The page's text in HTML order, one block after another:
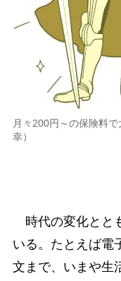
月々200円～の保険料
幸）
時代の変化とと
いる。たとえば電
文まで、いまや生